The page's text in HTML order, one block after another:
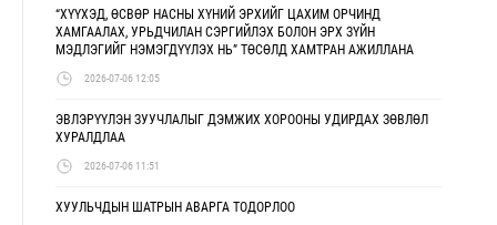
“ХҮҮХЭД, ӨСВӨР НАСНЫ ХҮНИЙ ЭРХИЙГ ЦАХИМ ОРЧИНД
ХАМГААЛАХ, УРЬДЧИЛАН СЭРГИЙЛЭХ БОЛОН ЭРХ ЗҮЙН
МЭДЛЭГИЙГ НЭМЭГДҮҮЛЭХ НЬ” ТӨСӨЛД ХАМТРАН АЖИЛЛАНА
2026-07-06 12:05
ЭВЛЭРҮҮЛЭН ЗУУЧЛАЛЫГ ДЭМЖИХ ХОРООНЫ УДИРДАХ ЗӨВЛӨЛ
ХУРАЛДЛАА
2026-07-06 11:51
ХУУЛЬЧДЫН ШАТРЫН АВАРГА ТОДОРЛОО